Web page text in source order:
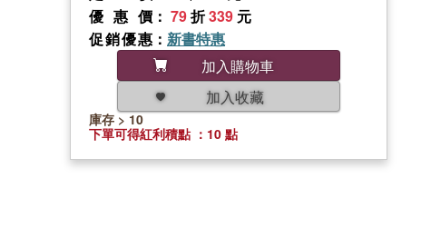
優惠價 ： 79折339 元
促銷優惠 ： 新書特惠
加入購物車
加入收藏
庫存 > 10
下單可得紅利積點 ：10 點